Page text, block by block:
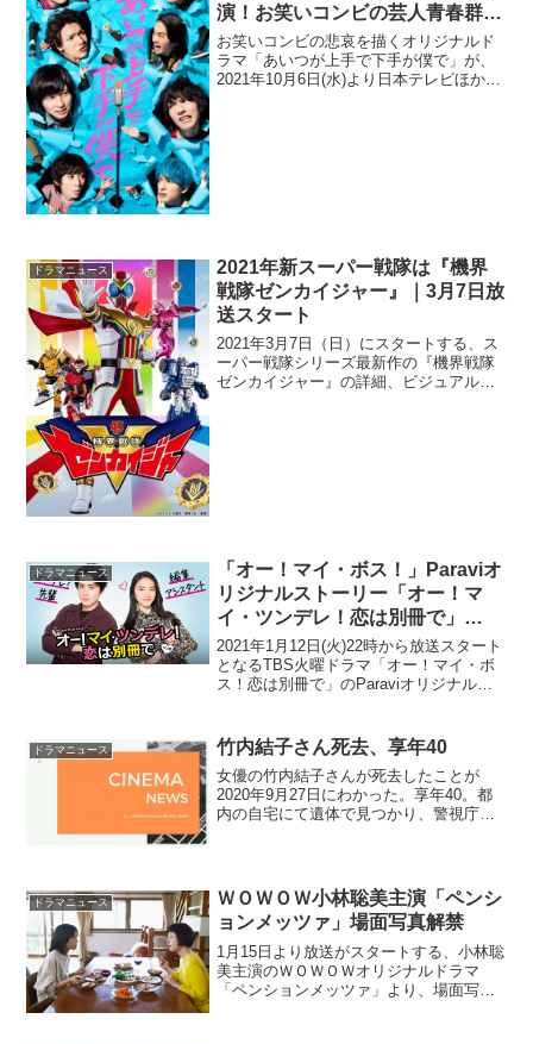
演！お笑いコンビの芸人青春群像
劇をドラマ＆舞台化
お笑いコンビの悲哀を描くオリジナルド
ラマ「あいつが上手で下手が僕で」が、
2021年10月6日(水)より日本テレビほかに
ドラマニュース
2021年新スーパー戦隊は『機界
戦隊ゼンカイジャー』｜3月7日放
送スタート
2021年3月7日（日）にスタートする、ス
ーパー戦隊シリーズ最新作の『機界戦隊
ゼンカイジャー』の詳細、ビジュアルが
ドラマニュース
「オー！マイ・ボス！」Paraviオ
リジナルストーリー「オー！マ
イ・ツンデレ！恋は別冊で」
Paraviで独占配信
2021年1月12日(火)22時から放送スタート
となるTBS火曜ドラマ「オー！マイ・ボ
ス！恋は別冊で」のParaviオリジナルス
始となる。「オー！マイ・ボス！恋は別
冊で...
ドラマニュース 竹内結子さん死去、享年40
女優の竹内結子さんが死去したことが
2020年9月27日にわかった。享年40。都
内の自宅にて遺体で見つかり、警視庁が
けてきた竹内結...
ドラマニュース
ＷＯＷＯＷ小林聡美主演「ペンシ
ョンメッツァ」場面写真解禁
1月15日より放送がスタートする、小林聡
美主演のＷＯＷＯＷオリジナルドラマ
「ペンションメッツァ」より、場面写真